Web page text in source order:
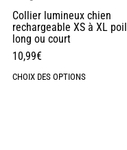
Collier lumineux chien
rechargeable XS à XL poil
long ou court
10,99€
CHOIX DES OPTIONS